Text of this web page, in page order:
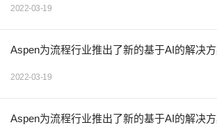
2022-03-19
Aspen为流程行业推出了新的基于AI的解决
2022-03-19
Aspen为流程行业推出了新的基于AI的解决